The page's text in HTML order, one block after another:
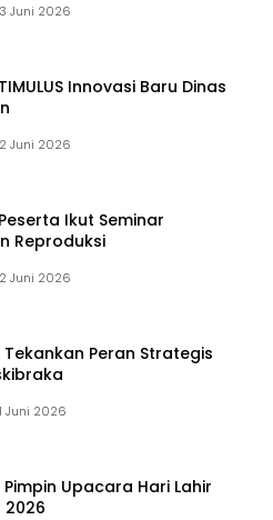
3 Juni 2026
Innovasi Baru Dinas
2 Juni 2026
Ikut Seminar
Reproduksi
2 Juni 2026
Peran Strategis
1 Juni 2026
Upacara Hari Lahir
2026